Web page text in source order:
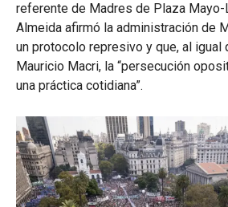
referente de Madres de Plaza Mayo-
Almeida afirmó la administración de
un protocolo represivo y que, al
Mauricio Macri, la “persecución
una práctica cotidiana”.